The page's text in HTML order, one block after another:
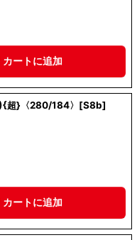
カートに追加
超}〈280/184〉[S8b]
カートに追加